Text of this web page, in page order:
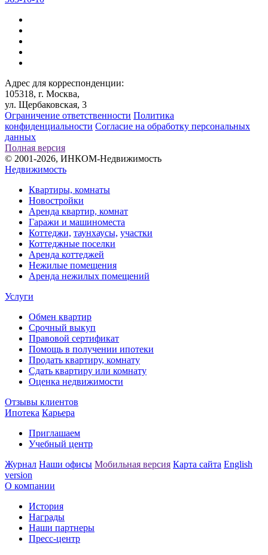
Адрес для корреспонденции:
105318, г. Москва,
ул. Щербаковская, 3
Ограничение ответственности Политика
конфиденциальности Согласие на обработку персональных
данных
Полная версия
© 2001-2026, ИНКОМ-Недвижимость
Недвижимость
Квартиры, комнаты
Новостройки
Аренда квартир, комнат
Гаражи и машиноместа
Коттеджи, таунхаусы, участки
Коттеджные поселки
Аренда коттеджей
Нежилые помещения
Аренда нежилых помещений
Услуги
Обмен квартир
Срочный выкуп
Правовой сертификат
Помощь в получении ипотеки
Продать квартиру, комнату
Сдать квартиру или комнату
Оценка недвижимости
Отзывы клиентов
Ипотека Карьера
Приглашаем
Учебный центр
Журнал Наши офисы Мобильная версия Карта сайта English
version
О компании
История
Награды
Наши партнеры
Пресс-центр